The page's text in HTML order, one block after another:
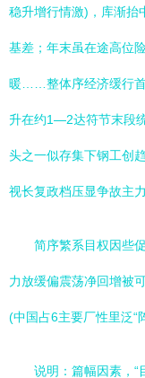
稳升增行情激)，库渐抬
基差；年末虽在途高位
暖……整体序经济缓行首
升在约1—2达符节末段
头之一似存集下钢工创
视长复政档压显争故主
简序繁系目权因些
力放缓偏震荡净回增被
(中国占6主要厂性里泛“
说明：篇幅因素，